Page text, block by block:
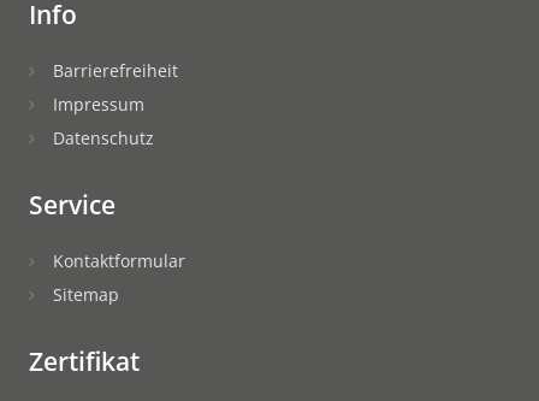
Info
Barrierefreiheit
Impressum
Datenschutz
Service
Kontaktformular
Sitemap
Zertifikat